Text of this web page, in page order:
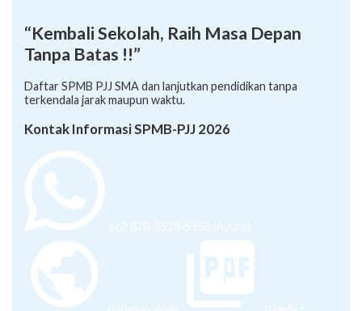
“Kembali Sekolah, Raih Masa Depan
Tanpa Batas !!”
Daftar SPMB PJJ SMA dan lanjutkan pendidikan tanpa
terkendala jarak maupun waktu.
Kontak Informasi SPMB-PJJ 2026
+62 878-8528-5958 (Ayumi)